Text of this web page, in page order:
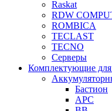
Raskat
RDW
ROMBICA
TECLAST
TECNO
Серверы
Комплектующие
Бастион
APC